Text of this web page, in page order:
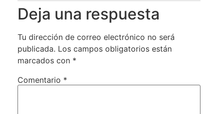
Deja una respuesta
Tu dirección de correo electrónico no será
publicada. Los campos obligatorios están
marcados con *
Comentario *